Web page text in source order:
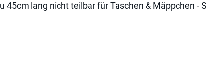
45cm lang nicht teilbar für Taschen & Mäppchen -